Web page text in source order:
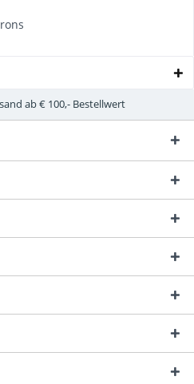
ab € 100,- Bestellwert